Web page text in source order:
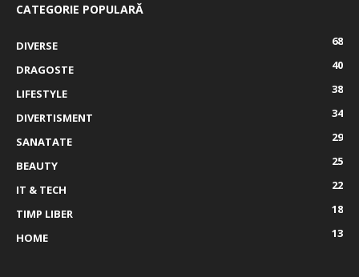
CATEGORIE POPULARĂ
DIVERSE
68
DRAGOSTE
40
LIFESTYLE
38
DIVERTISMENT
34
SANATATE
29
BEAUTY
25
IT & TECH
22
TIMP LIBER
18
HOME
13